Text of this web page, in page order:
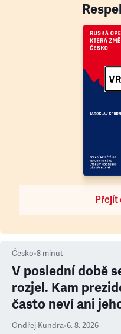
Přejít
Česko•8 minut
V poslední době
rozjel. Kam
často neví ani
Ondřej Kundra•6. 8. 2026